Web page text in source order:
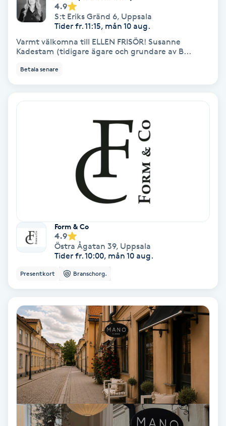
Picolaser
Piercing
Pigmentfläckar
PRP (Platelet Rich Plasma)
PRX-T33
Psoriasis
Radiofrekvens
Rakning
Reflexologi
4.9
S:t Eriks Gränd 6, Uppsala
Tider fr. 11:15, mån 10 aug.
Varmt välkomna till ELLEN FRISÖR! Susanne
Kadestam (tidigare ägare och grundare av B...
Betala senare
Form & Co
4.9
Östra Ågatan 39, Uppsala
Tider fr. 10:00, mån 10 aug.
Presentkort Branschorg.